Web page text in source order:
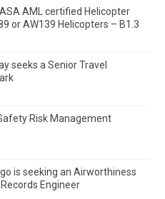
AML certified Helicopter
or AW139 Helicopters – B1.3
seeks a Senior Travel
Risk Management
is seeking an Airworthiness
Engineer